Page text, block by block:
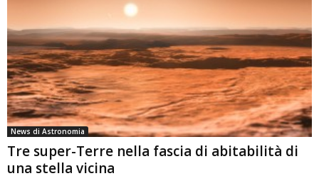
News di Astronomia
Tre super-Terre nella fascia di abitabilità di
una stella vicina